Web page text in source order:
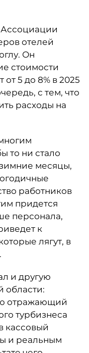
Ассоциации
отелей
Он
стоимости
от 5 до 8% в 2025
с тем, что
расходы на
то ни стало
месяцы,
работников
придется
персонала,
к
лягут, в
и другую
области:
отражающий
турбизнеса
кассовый
и реальным